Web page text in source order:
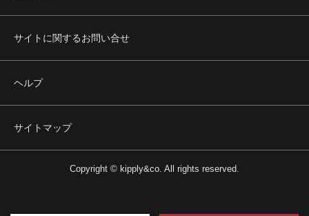
サイトに関するお問い合せ
ヘルプ
サイトマップ
Copyright © kipply&co. All rights reserved.